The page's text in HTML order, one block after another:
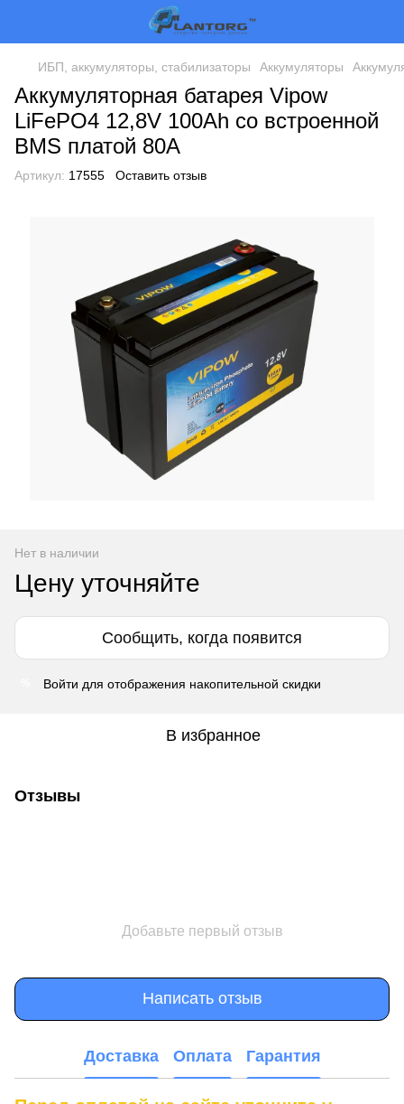
ИБП, аккумуляторы, стабилизаторы Аккумуляторы
Аккумуляторная батарея Vipow
LiFePO4 12,8V 100Ah со встроенной
ВМS платой 80A
Артикул: 17555 Оставить отзыв
Нет в наличии
Цену уточняйте
Сообщить, когда появится
Войти для отображения накопительной скидки
В избранное
Отзывы
Добавьте первый отзыв
Написать отзыв
Доставка Оплата Гарантия